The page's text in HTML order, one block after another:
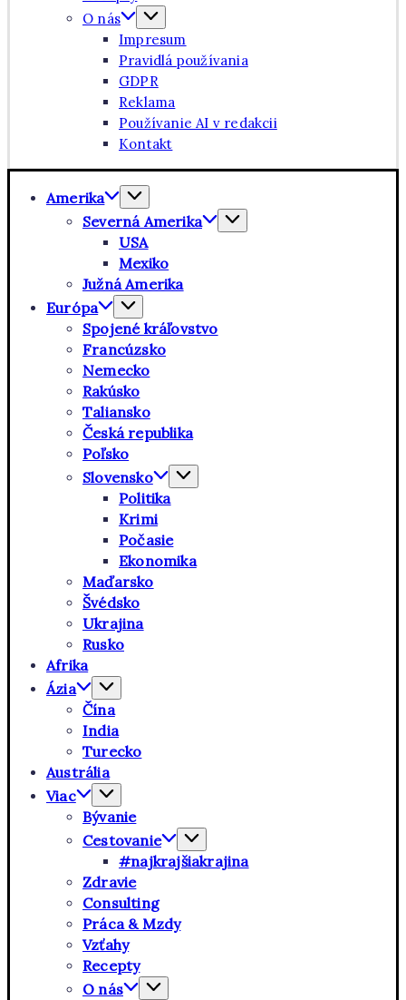
O nás
Impresum
Pravidlá používania
GDPR
Reklama
Používanie AI v redakcii
Kontakt
Amerika
Severná Amerika
USA
Mexiko
Južná Amerika
Európa
Spojené kráľovstvo
Francúzsko
Nemecko
Rakúsko
Taliansko
Česká republika
Poľsko
Slovensko
Politika
Krimi
Počasie
Ekonomika
Maďarsko
Švédsko
Ukrajina
Rusko
Afrika
Ázia
Čína
India
Turecko
Austrália
Viac
Bývanie
Cestovanie
#najkrajšiakrajina
Zdravie
Consulting
Práca & Mzdy
Vzťahy
Recepty
O nás